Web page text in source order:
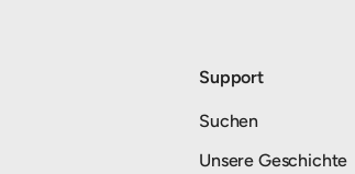
Support
Suchen
Unsere Geschichte